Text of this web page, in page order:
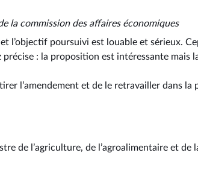
la commission des affaires économiques
l’objectif poursuivi est louable et sérieux.
précise : la proposition est intéressante
l’amendement et de le retravailler dans la
de l’agriculture, de l’agroalimentaire et